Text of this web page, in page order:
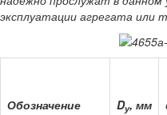
эксплуатации агрегата или
Обозначение Dу, мм